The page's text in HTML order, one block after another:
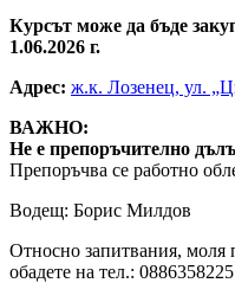
Курсът може да бъде
1.06.2026 г.
Адрес: ж.к. Лозенец, ул.
ВАЖНО:
Не е препоръчително
Препоръчва се работно
Водещ: Борис Милдов
Относно запитвания, моля
обадете на тел.: 0886358225